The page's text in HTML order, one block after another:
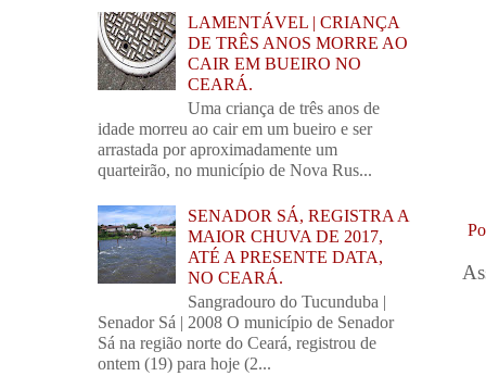
LAMENTÁVEL | CRIANÇA
DE TRÊS ANOS MORRE AO
CAIR EM BUEIRO NO
CEARÁ.
Uma criança de três anos de
idade morreu ao cair em um bueiro e ser
arrastada por aproximadamente um
quarteirão, no município de Nova Rus...
SENADOR SÁ, REGISTRA A
MAIOR CHUVA DE 2017,
ATÉ A PRESENTE DATA,
NO CEARÁ.
Sangradouro do Tucunduba |
Senador Sá | 2008 O município de Senador
Sá na região norte do Ceará, registrou de
ontem (19) para hoje (2...